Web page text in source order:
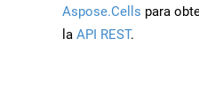
Aspose.Cells para
la API REST.